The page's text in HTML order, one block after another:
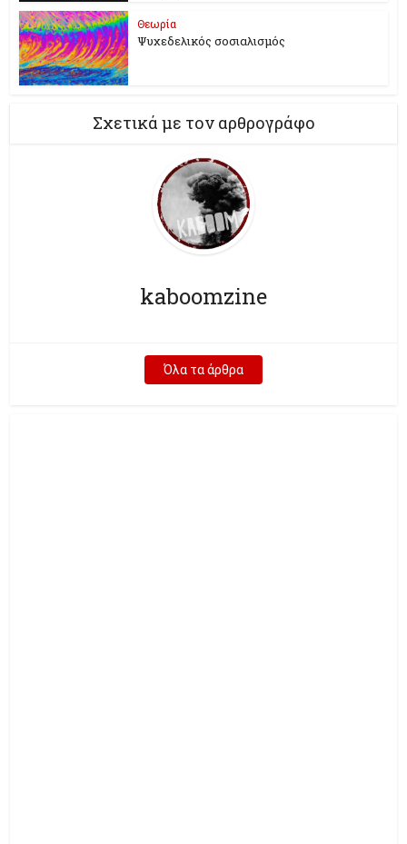
Θεωρία
Ψυχεδελικός σοσιαλισμός
Σχετικά με τον αρθρογράφο
kaboomzine
Όλα τα άρθρα